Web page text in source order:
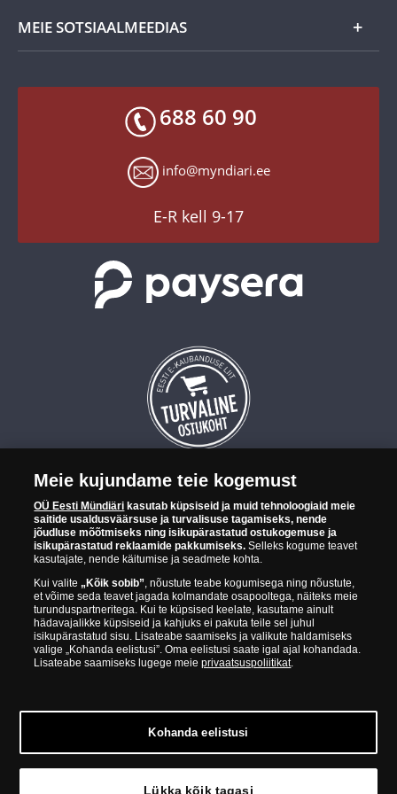
Toodete kohaletoimetamine
MEIE SOTSIAALMEEDIAS
Facebook
688 60 90
info@myndiari.ee
E-R kell 9-17
OÜ Eesti Mündiäri on maailma tuntumate rahapajade
kollektsioonimüntide ja -medalite levitaja Eestis. OÜ Eesti Mündiäri
kuulub ettevõttele "Samlerhuset Group“.
Euroopa ühel suuremal mündilevitajate grupil "Samlerhuset
Group" on allüksused 14 Euroopa riigis. Ettevõtete grupile kuulub
Norra vanim, endine riiklik rahapaja, mis tegutseb alates 1686.
aastast. Norra mündikoda valmistab mõningaid ametlikke Norra ja
teiste riikide münte ning vermib igal aastal ka Nobeli rahupreemia
medaleid.
OÜ Eesti Mündiäri spetsialistid täiendavad pidevalt oma teadmisi,
Meie kujundame teie kogemust
OÜ Eesti Mündiäri kasutab küpsiseid ja muid tehnoloogiaid meie
saitide usaldusväärsuse ja turvalisuse tagamiseks, nende
jõudluse mõõtmiseks ning isikupärastatud ostukogemuse ja
isikupärastatud reklaamide pakkumiseks. Selleks kogume teavet
kasutajate, nende käitumise ja seadmete kohta.
Kui valite „Kõik sobib”, nõustute teabe kogumisega ning nõustute,
et võime seda teavet jagada kolmandate osapooltega, näiteks meie
turunduspartneritega. Kui te küpsised keelate, kasutame ainult
hädavajalikke küpsiseid ja kahjuks ei pakuta teile sel juhul
isikupärastatud sisu. Lisateabe saamiseks ja valikute haldamiseks
valige „Kohanda eelistusi”. Oma eelistusi saate igal ajal kohandada.
Lisateabe saamiseks lugege meieprivaatsuspoliitikat.
Kohanda eelistusi
Lükka kõik tagasi